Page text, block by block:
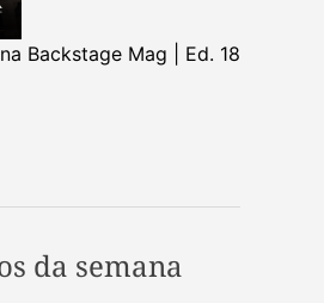
Backstage Mag | Ed. 18
da semana